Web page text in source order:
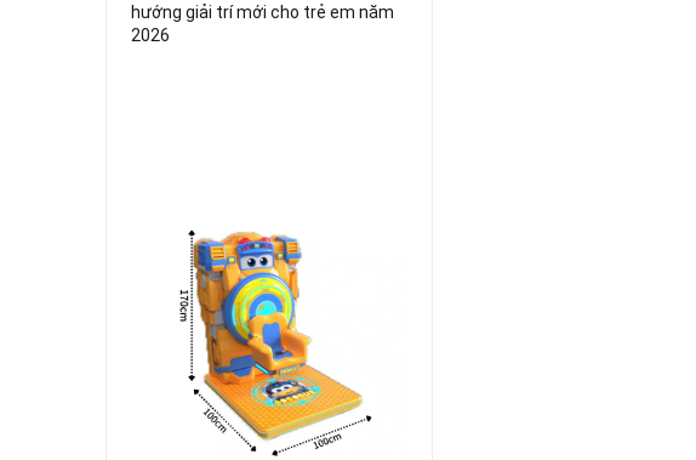
hướng giải trí mới cho trẻ em năm
2026